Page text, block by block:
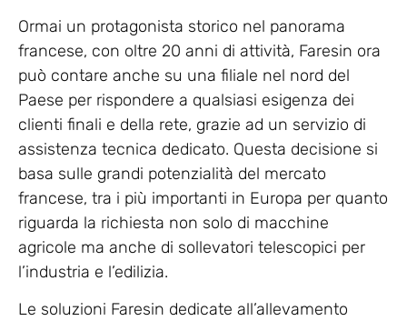
Ormai un protagonista storico nel panorama
francese, con oltre 20 anni di attività, Faresin ora
può contare anche su una filiale nel nord del
Paese per rispondere a qualsiasi esigenza dei
clienti finali e della rete, grazie ad un servizio di
assistenza tecnica dedicato. Questa decisione si
basa sulle grandi potenzialità del mercato
francese, tra i più importanti in Europa per quanto
riguarda la richiesta non solo di macchine
agricole ma anche di sollevatori telescopici per
l’industria e l’edilizia.
Le soluzioni Faresin dedicate all’allevamento